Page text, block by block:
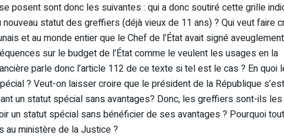
posent sont donc les suivantes : qui a donc soutiré cette grille
statut des greffiers (déjà vieux de 11 ans) ? Qui veut faire
et au monde entier que le Chef de l’État avait signé
sur le budget de l’État comme le veulent les usages en la
parle donc l’article 112 de ce texte si tel est le cas ? En quoi
? Veut-on laisser croire que le président de la République s’est
un statut spécial sans avantages? Donc, les greffiers sont-ils
un statut spécial sans bénéficier de ses avantages ? Pourquoi
ministère de la Justice ?